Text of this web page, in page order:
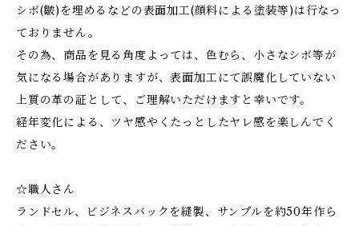
シボ(皺)を埋めるなどの表面加工(顔料による塗装等)は行なっ
ておりません。
その為、商品を見る角度よっては、色むら、小さなシボ等が
気になる場合がありますが、表面加工にて誤魔化していない
上質の革の証として、ご理解いただけますと幸いです。
経年変化による、ツヤ感やくたっとしたヤレ感を楽しんでく
ださい。
☆職人さん
ランドセル、ビジネスバックを縫製、サンプルを約50年作ら